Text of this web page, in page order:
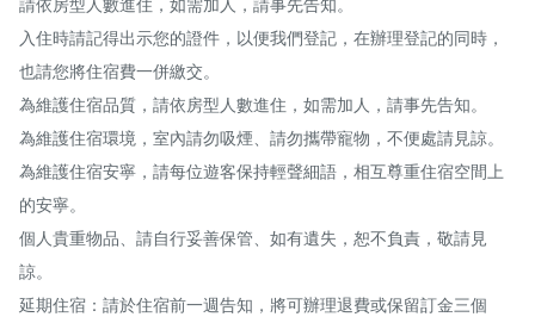
請依房型人數進住，如需加人，請事先告知。
入住時請記得出示您的證件，以便我們登記，在辦理登記的同時，
也請您將住宿費一併繳交。
為維護住宿品質，請依房型人數進住，如需加人，請事先告知。
為維護住宿環境，室內請勿吸煙、請勿攜帶寵物，不便處請見諒。
為維護住宿安寧，請每位遊客保持輕聲細語，相互尊重住宿空間上
的安寧。
個人貴重物品、請自行妥善保管、如有遺失，恕不負責，敬請見
諒。
延期住宿：請於住宿前一週告知，將可辦理退費或保留訂金三個